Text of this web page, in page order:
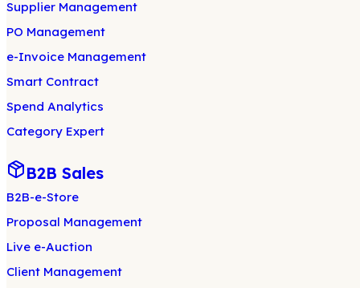
Supplier Management
PO Management
e-Invoice Management
Smart Contract
Spend Analytics
Category Expert
B2B Sales
B2B-e-Store
Proposal Management
Live e-Auction
Client Management